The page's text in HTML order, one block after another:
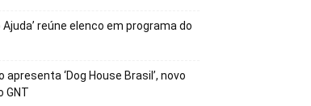
Ajuda’ reúne elenco em programa do
apresenta ‘Dog House Brasil’, novo
GNT